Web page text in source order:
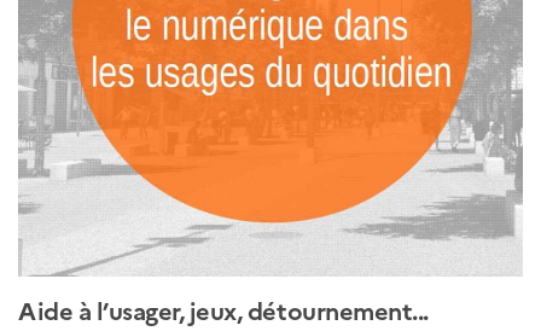
Aide à l’usager, jeux, détournement...